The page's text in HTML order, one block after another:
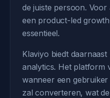
de juiste persoon.
een product-led
essentieel.
Klaviyo biedt
analytics. Het platform
wanneer een
zal converteren, wat